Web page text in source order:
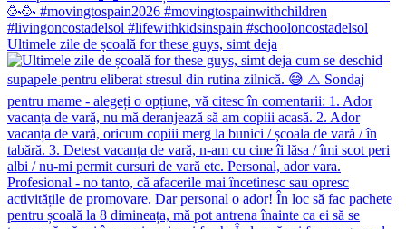
Ultimele zile de școală for these guys, simt deja